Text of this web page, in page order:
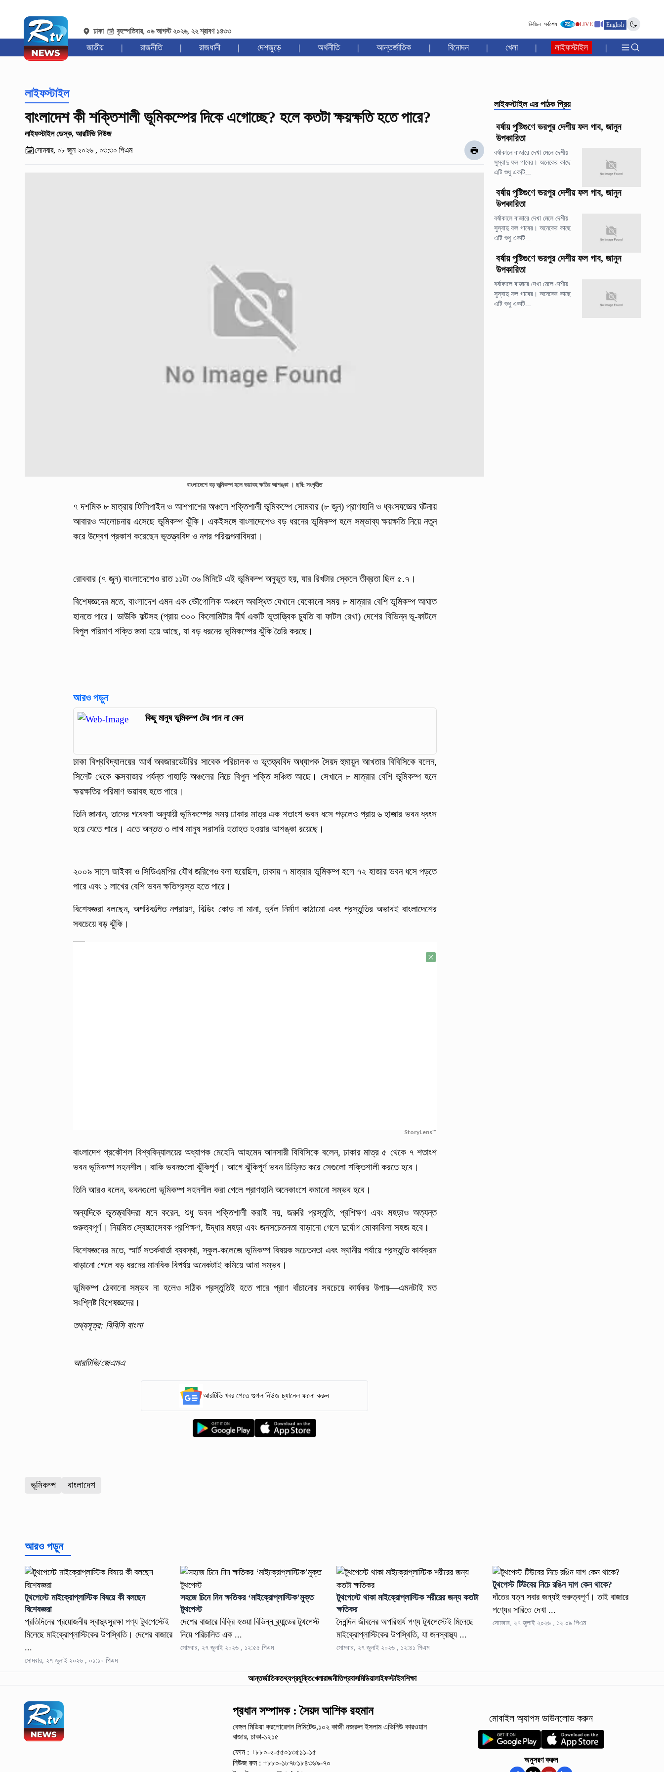
ঢাকা বৃহস্পতিবার, ০৬ আগস্ট ২০২৬, ২২ শ্রাবণ ১৪৩৩
নির্বাচন সর্বশেষ LIVE English
জাতীয় | রাজনীতি | রাজধানী | দেশজুড়ে | অর্থনীতি | আন্তর্জাতিক | বিনোদন | খেলা | লাইফস্টাইল |
লাইফস্টাইল
বাংলাদেশ কী শক্তিশালী ভূমিকম্পের দিকে এগোচ্ছে? হলে কতটা ক্ষয়ক্ষতি হতে পারে?
লাইফস্টাইল ডেস্ক, আরটিভি নিউজ
সোমবার, ০৮ জুন ২০২৬ , ০৩:৩০ পিএম
বাংলাদেশে বড় ভূমিকম্প হলে ভয়াবহ ক্ষতির আশঙ্কা । ছবি: সংগৃহীত
৭ দশমিক ৮ মাত্রায় ফিলিপাইন ও আশপাশের অঞ্চলে শক্তিশালী ভূমিকম্পে সোমবার (৮ জুন) প্রাণহানি ও ধ্বংসযজ্ঞের ঘটনায়
আবারও আলোচনায় এসেছে ভূমিকম্প ঝুঁকি। একইসঙ্গে বাংলাদেশেও বড় ধরনের ভূমিকম্প হলে সম্ভাব্য ক্ষয়ক্ষতি নিয়ে নতুন
করে উদ্বেগ প্রকাশ করেছেন ভূতত্ত্ববিদ ও নগর পরিকল্পনাবিদরা।
রোববার (৭ জুন) বাংলাদেশেও রাত ১১টা ৩৬ মিনিটে এই ভূমিকম্প অনুভূত হয়, যার রিখটার স্কেলে তীব্রতা ছিল ৫.৭।
বিশেষজ্ঞদের মতে, বাংলাদেশ এমন এক ভৌগোলিক অঞ্চলে অবস্থিত যেখানে যেকোনো সময় ৮ মাত্রার বেশি ভূমিকম্প আঘাত
হানতে পারে। ডাউকি ফল্টসহ (প্রায় ৩০০ কিলোমিটার দীর্ঘ একটি ভূতাত্ত্বিক চ্যুতি বা ফাটল রেখা) দেশের বিভিন্ন ভূ-ফাটলে
বিপুল পরিমাণ শক্তি জমা হয়ে আছে, যা বড় ধরনের ভূমিকম্পের ঝুঁকি তৈরি করছে।
আরও পড়ুন
কিছু মানুষ ভূমিকম্প টের পান না কেন
ঢাকা বিশ্ববিদ্যালয়ের আর্থ অবজারভেটরির সাবেক পরিচালক ও ভূতত্ত্ববিদ অধ্যাপক সৈয়দ হুমায়ুন আখতার বিবিসিকে বলেন,
সিলেট থেকে কক্সবাজার পর্যন্ত পাহাড়ি অঞ্চলের নিচে বিপুল শক্তি সঞ্চিত আছে। সেখানে ৮ মাত্রার বেশি ভূমিকম্প হলে
ক্ষয়ক্ষতির পরিমাণ ভয়াবহ হতে পারে।
তিনি জানান, তাদের গবেষণা অনুযায়ী ভূমিকম্পের সময় ঢাকার মাত্র এক শতাংশ ভবন ধসে পড়লেও প্রায় ৬ হাজার ভবন ধ্বংস
হয়ে যেতে পারে। এতে অন্তত ৩ লাখ মানুষ সরাসরি হতাহত হওয়ার আশঙ্কা রয়েছে।
২০০৯ সালে জাইকা ও সিডিএমপির যৌথ জরিপেও বলা হয়েছিল, ঢাকায় ৭ মাত্রার ভূমিকম্প হলে ৭২ হাজার ভবন ধসে পড়তে
পারে এবং ১ লাখের বেশি ভবন ক্ষতিগ্রস্ত হতে পারে।
বিশেষজ্ঞরা বলছেন, অপরিকল্পিত নগরায়ণ, বিল্ডিং কোড না মানা, দুর্বল নির্মাণ কাঠামো এবং প্রস্তুতির অভাবই বাংলাদেশের
সবচেয়ে বড় ঝুঁকি।
StoryLens™
বাংলাদেশ প্রকৌশল বিশ্ববিদ্যালয়ের অধ্যাপক মেহেদি আহমেদ আনসারী বিবিসিকে বলেন, ঢাকার মাত্র ৫ থেকে ৭ শতাংশ
ভবন ভূমিকম্প সহনশীল। বাকি ভবনগুলো ঝুঁকিপূর্ণ। আগে ঝুঁকিপূর্ণ ভবন চিহ্নিত করে সেগুলো শক্তিশালী করতে হবে।
তিনি আরও বলেন, ভবনগুলো ভূমিকম্প সহনশীল করা গেলে প্রাণহানি অনেকাংশে কমানো সম্ভব হবে।
অন্যদিকে ভূতত্ত্ববিদরা মনে করেন, শুধু ভবন শক্তিশালী করাই নয়, জরুরি প্রস্তুতি, প্রশিক্ষণ এবং মহড়াও অত্যন্ত
গুরুত্বপূর্ণ। নিয়মিত স্বেচ্ছাসেবক প্রশিক্ষণ, উদ্ধার মহড়া এবং জনসচেতনতা বাড়ানো গেলে দুর্যোগ মোকাবিলা সহজ হবে।
বিশেষজ্ঞদের মতে, স্মার্ট সতর্কবার্তা ব্যবস্থা, স্কুল-কলেজে ভূমিকম্প বিষয়ক সচেতনতা এবং স্থানীয় পর্যায়ে প্রস্তুতি কার্যক্রম
বাড়ানো গেলে বড় ধরনের মানবিক বিপর্যয় অনেকটাই কমিয়ে আনা সম্ভব।
ভূমিকম্প ঠেকানো সম্ভব না হলেও সঠিক প্রস্তুতিই হতে পারে প্রাণ বাঁচানোর সবচেয়ে কার্যকর উপায়—এমনটাই মত
সংশ্লিষ্ট বিশেষজ্ঞদের।
তথ্যসূত্র: বিবিসি বাংলা
আরটিভি/জেএমএ
আরটিভি খবর পেতে গুগল নিউজ চ্যানেল ফলো করুন
ভূমিকম্প বাংলাদেশ
লাইফস্টাইল এর পাঠক প্রিয়
বর্ষায় পুষ্টিগুণে ভরপুর দেশীয় ফল গাব, জানুন
উপকারিতা
বর্ষাকালে বাজারে দেখা মেলে দেশীয়
সুস্বাদু ফল গাবের। অনেকের কাছে
এটি শুধু একটি...
বর্ষায় পুষ্টিগুণে ভরপুর দেশীয় ফল গাব, জানুন
উপকারিতা
বর্ষাকালে বাজারে দেখা মেলে দেশীয়
সুস্বাদু ফল গাবের। অনেকের কাছে
এটি শুধু একটি...
বর্ষায় পুষ্টিগুণে ভরপুর দেশীয় ফল গাব, জানুন
উপকারিতা
বর্ষাকালে বাজারে দেখা মেলে দেশীয়
সুস্বাদু ফল গাবের। অনেকের কাছে
এটি শুধু একটি...
আরও পড়ুন
টুথপেস্টে মাইক্রোপ্লাস্টিক বিষয়ে কী বলছেন
বিশেষজ্ঞরা
প্রতিদিনের প্রয়োজনীয় স্বাস্থ্যসুরক্ষা পণ্য টুথপেস্টেই
মিলেছে মাইক্রোপ্লাস্টিকের উপস্থিতি। দেশের বাজারে
...
সোমবার, ২৭ জুলাই ২০২৬ , ০১:১০ পিএম
সহজে চিনে নিন ক্ষতিকর ‘মাইক্রোপ্লাস্টিক’মুক্ত
টুথপেস্ট
দেশের বাজারে বিক্রি হওয়া বিভিন্ন ব্র্যান্ডের টুথপেস্ট
নিয়ে পরিচালিত এক ...
সোমবার, ২৭ জুলাই ২০২৬ , ১২:৫৫ পিএম
টুথপেস্টে থাকা মাইক্রোপ্লাস্টিক শরীরের জন্য কতটা
ক্ষতিকর
দৈনন্দিন জীবনের অপরিহার্য পণ্য টুথপেস্টেই মিলেছে
মাইক্রোপ্লাস্টিকের উপস্থিতি, যা জনস্বাস্থ্য ...
সোমবার, ২৭ জুলাই ২০২৬ , ১২:৪১ পিএম
টুথপেস্ট টিউবের নিচে রঙিন দাগ কেন থাকে?
দাঁতের যত্ন সবার জন্যই গুরুত্বপূর্ণ। তাই বাজারে
পণ্যের সারিতে দেখা ...
সোমবার, ২৭ জুলাই ২০২৬ , ১২:০৯ পিএম
আন্তর্জাতিকতথ্যপ্রযুক্তিখেলারাজনীতিপ্রবাসমিডিয়ালাইফস্টাইলশিক্ষা
প্রধান সম্পাদক : সৈয়দ আশিক রহমান
বেঙ্গল মিডিয়া করপোরেশন লিমিটেড,১০২ কাজী নজরুল ইসলামএভিনিউ কারওয়ান
বাজার, ঢাকা-১২১৫
ফোন : +৮৮০-২-৫৫০১৩৫১১-১৫
নিউজ রুম : +৮৮০-১৮৭৮১৮৪৩৬৯-৭০
মোবাইল অ্যাপস ডাউনলোড করুন
অনুসরণ করুন